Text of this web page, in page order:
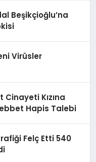
Beşikçioğlu’na
Virüsler
Cinayeti Kızına
Hapis Talebi
Felç Etti 540